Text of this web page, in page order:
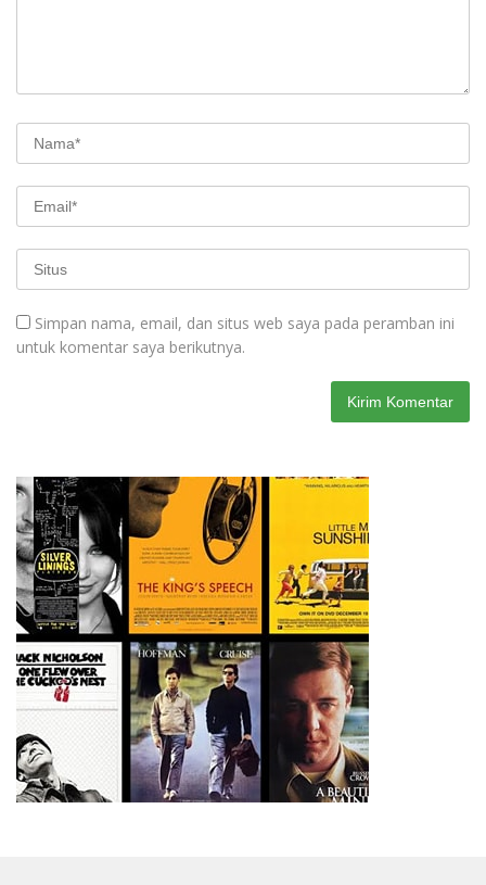
Simpan nama, email, dan situs web saya pada peramban ini
untuk komentar saya berikutnya.